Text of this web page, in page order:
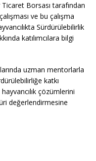
Borsası tarafından
ve bu çalışma
Sürdürülebilirlik
katılımcılara bilgi
uzman mentorlarla
katkı
çözümlerini
değerlendirmesine